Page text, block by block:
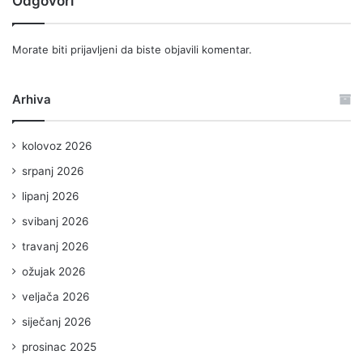
Morate biti prijavljeni da biste objavili komentar.
Arhiva
kolovoz 2026
srpanj 2026
lipanj 2026
svibanj 2026
travanj 2026
ožujak 2026
veljača 2026
siječanj 2026
prosinac 2025